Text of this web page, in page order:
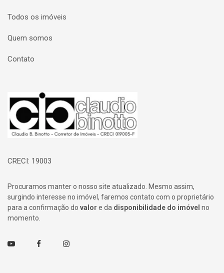
Todos os imóveis
Quem somos
Contato
Página inicial
CRECI: 19003
Procuramos manter o nosso site atualizado. Mesmo assim,
surgindo interesse no imóvel, faremos contato com o proprietário
para a confirmação do valor e da disponibilidade do imóvel no
momento.
Youtube FacebookInstagram